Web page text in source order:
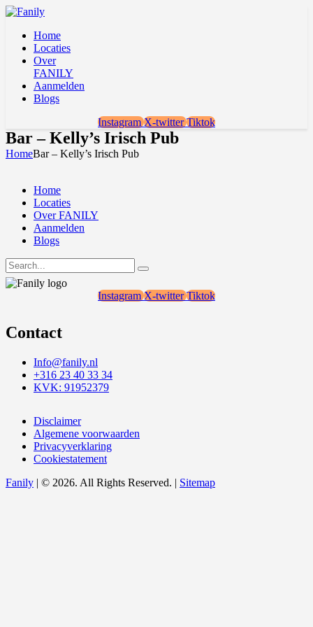
Home
Locaties
Over
FANILY
Aanmelden
Blogs
Instagram X-twitter Tiktok
Bar – Kelly’s Irisch Pub
HomeBar – Kelly’s Irisch Pub
Home
Locaties
Over FANILY
Aanmelden
Blogs
Instagram X-twitter Tiktok
Contact
Info@fanily.nl
+316 23 40 33 34
KVK: 91952379
Disclaimer
Algemene voorwaarden
Privacyverklaring
Cookiestatement
Fanily | © 2026. All Rights Reserved. | Sitemap